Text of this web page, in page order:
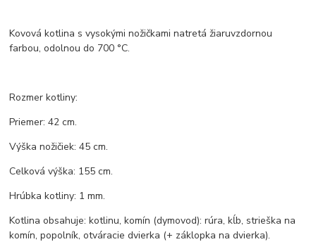
Kovová kotlina s vysokými nožičkami natretá žiaruvzdornou
farbou, odolnou do 700 °C.
Rozmer kotliny:
Priemer: 42 cm.
Výška nožičiek: 45 cm.
Celková výška: 155 cm.
Hrúbka kotliny: 1 mm.
Kotlina obsahuje: kotlinu, komín (dymovod): rúra, kĺb, strieška na
komín, popolník, otváracie dvierka (+ záklopka na dvierka).